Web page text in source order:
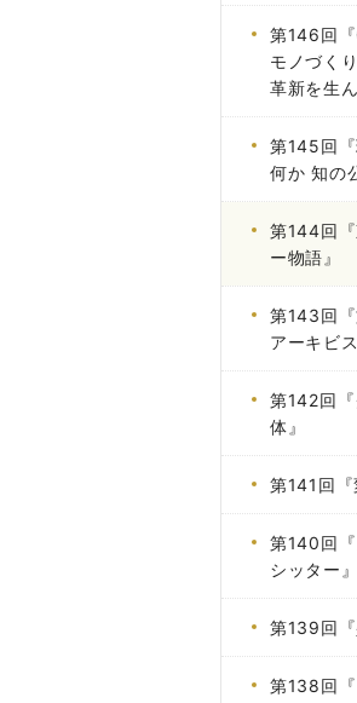
第146回
モノづく
革新を生ん
第145回
何か 知の
第144回
ー物語』
第143回
アーキビ
第142回
体』
第141回『
第140回
シッター』
第139回『
第138回『